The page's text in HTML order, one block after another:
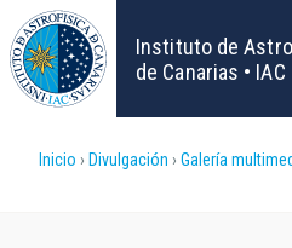
Pasar
al
contenido
principal
Instituto de
de Canarias • IAC
Sobrescribir
Inicio Divulgación Galería